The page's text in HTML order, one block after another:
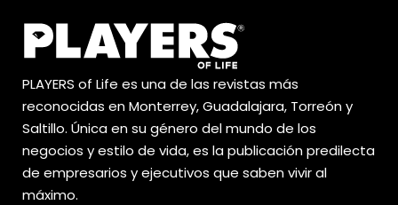
PLAYERS of Life es una de las revistas más
reconocidas en Monterrey, Guadalajara, Torreón y
Saltillo. Única en su género del mundo de los
negocios y estilo de vida, es la publicación predilecta
de empresarios y ejecutivos que saben vivir al
máximo.